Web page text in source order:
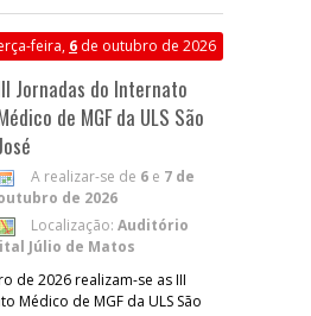
feira, 6 de outubro de 2026
Jornadas do Internato
de MGF da ULS São
A realizar-se de 6 e 7 de
de 2026
Localização: Auditório
Júlio de Matos
de 2026 realizam-se as III
Médico de MGF da ULS São